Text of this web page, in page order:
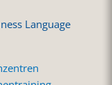
Language